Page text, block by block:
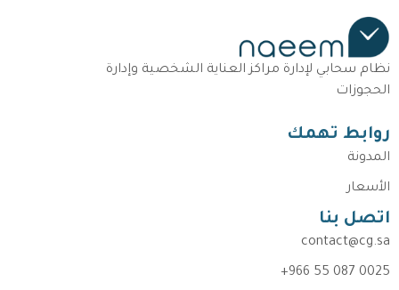
نظام سحابي لإدارة مراكز العناية الشخصية وإدارة
الحجوزات
روابط تهمك
المدونة
الأسعار
اتصل بنا
contact@cg.sa
+966 55 087 0025